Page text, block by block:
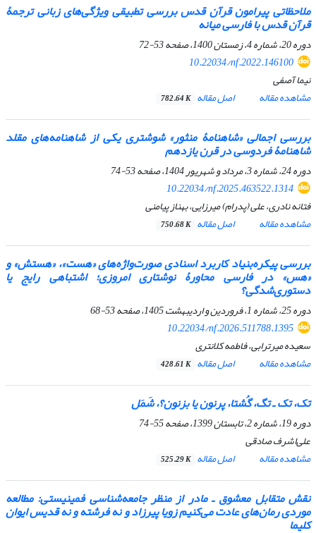
ملاحظاتی پیرامون قرآن قدس بررسی تطبیقی ویژگی‌های زبانی ترجمۀ
قرآن قدس با فارسی ‌میانه
دوره 20، شماره 4، زمستان 1400، صفحه
53-72
10.22034/nf.2022.146100
نیما آصفی
مشاهده مقاله
اصل مقاله 782.64 K
بررسی اجمالی «شاهنامۀ منثور» شوشتری یکی از شاهنامه‌های مقلد
شاهنامۀ فردوسی در قرن یازدهم
دوره 24، شماره 3، مرداد و شهریور 1404، صفحه
53-74
10.22034/nf.2025.463522.1314
فتانه نادری، علی (پدرام) میرزایی، بهناز پیامنی
مشاهده مقاله
اصل مقاله 750.68 K
بررسی پیکره‌بنیاد کاربرد اسنادی صورت‌واژه‌های «هست»، «هستش» و
«هس» در فارسی محاورۀ نوشتاری امروزی؛ اشتباهی رایج یا
دستوری‌شدگی؟
دوره 25، شماره 1، فروردین و اردیبهشت 1405، صفحه
53-68
10.22034/nf.2026.511788.1395
سعیده میرترابی، فاطمه کلانتری
مشاهده مقاله
اصل مقاله 428.61 K
تک، تک ـ تگ، گُشتا، پرنون یا بزنون؟، شَمَل
دوره 19، شماره 2، تابستان 1399، صفحه
55-74
علی‌اشرف صادقی
مشاهده مقاله
اصل مقاله 525.29 K
نقش متقابل معشوق ـ مادر از منظر جامعه‌شناسی فمینیستی: مطالعه
موردی رمان‌هایعادت می‌کنیمزویا پیرزاد ونه فرشته و نه قدیسایوان
کلیما